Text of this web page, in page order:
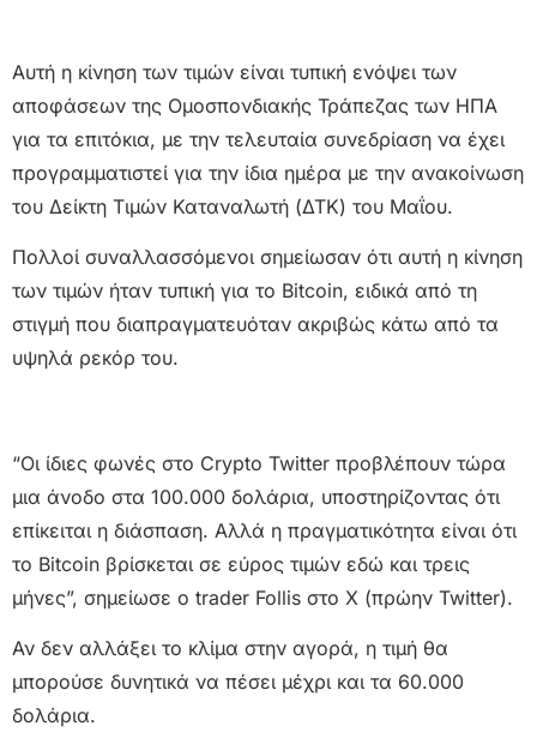
Αυτή η κίνηση των τιμών είναι τυπική ενόψει των
αποφάσεων της Ομοσπονδιακής Τράπεζας των ΗΠΑ
για τα επιτόκια, με την τελευταία συνεδρίαση να έχει
προγραμματιστεί για την ίδια ημέρα με την ανακοίνωση
του Δείκτη Τιμών Καταναλωτή (ΔΤΚ) του Μαΐου.
Πολλοί συναλλασσόμενοι σημείωσαν ότι αυτή η κίνηση
των τιμών ήταν τυπική για το Bitcoin, ειδικά από τη
στιγμή που διαπραγματευόταν ακριβώς κάτω από τα
υψηλά ρεκόρ του.
“Οι ίδιες φωνές στο Crypto Twitter προβλέπουν τώρα
μια άνοδο στα 100.000 δολάρια, υποστηρίζοντας ότι
επίκειται η διάσπαση. Αλλά η πραγματικότητα είναι ότι
το Bitcoin βρίσκεται σε εύρος τιμών εδώ και τρεις
μήνες”, σημείωσε ο trader Follis στο X (πρώην Twitter).
Αν δεν αλλάξει το κλίμα στην αγορά, η τιμή θα
μπορούσε δυνητικά να πέσει μέχρι και τα 60.000
δολάρια.